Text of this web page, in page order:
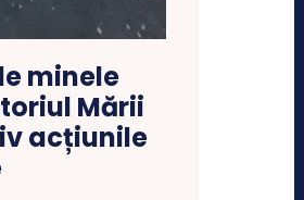
minele
Mării
acțiunile